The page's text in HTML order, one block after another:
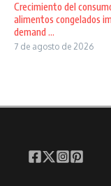
Crecimiento del
alimentos congelados
demand ...
7 de agosto de 2026